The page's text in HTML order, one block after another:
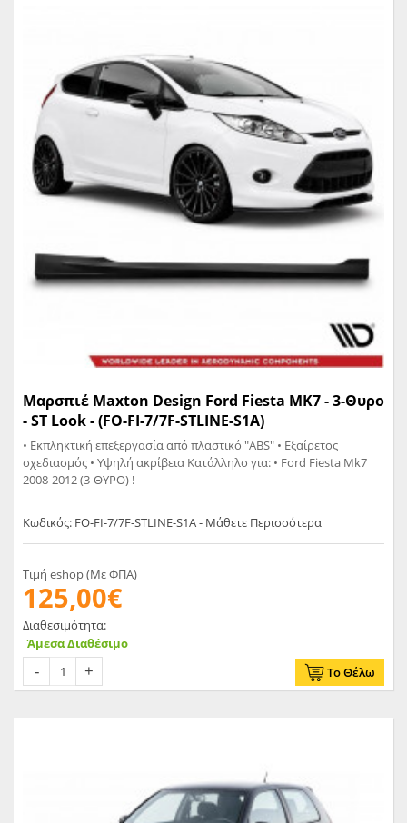
Μαρσπιέ Maxton Design Ford Fiesta MK7 - 3-Θυρο
- ST Look - (FO-FI-7/7F-STLINE-S1A)
• Εκπληκτική επεξεργασία από πλαστικό "ABS" • Εξαίρετος
σχεδιασμός • Υψηλή ακρίβεια Κατάλληλο για: • Ford Fiesta Mk7
2008-2012 (3-ΘΥΡΟ) !
Κωδικός: FO-FI-7/7F-STLINE-S1A - Μάθετε Περισσότερα
Τιμή eshop (Με ΦΠΑ)
125,00€
Διαθεσιμότητα:
Άμεσα Διαθέσιμο
Το Θέλω